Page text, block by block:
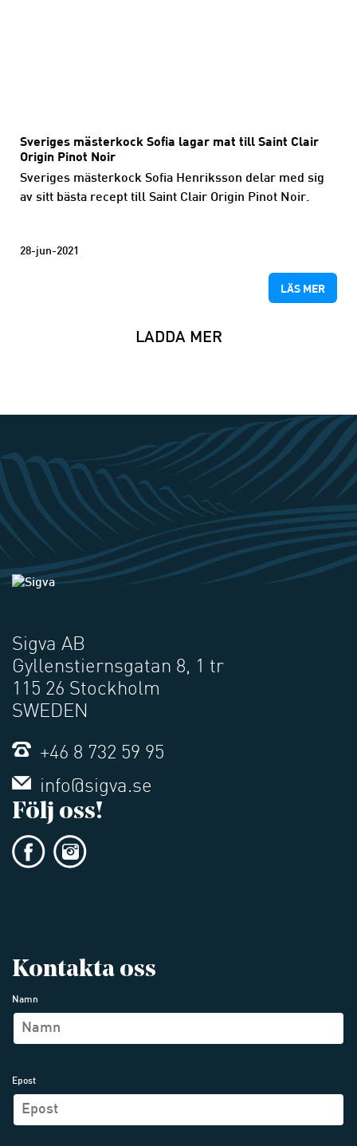
Sveriges mästerkock Sofia lagar mat till Saint Clair
Origin Pinot Noir
Sveriges mästerkock Sofia Henriksson delar med sig
av sitt bästa recept till Saint Clair Origin Pinot Noir.
28-jun-2021
LÄS MER
LADDA MER
Sigva AB
Gyllenstiernsgatan 8, 1 tr
115 26 Stockholm
SWEDEN
+46 8 732 59 95
info@sigva.se
Följ oss!
Kontakta oss
Namn
Epost